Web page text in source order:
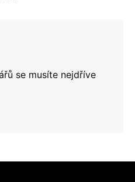
se musíte nejdříve